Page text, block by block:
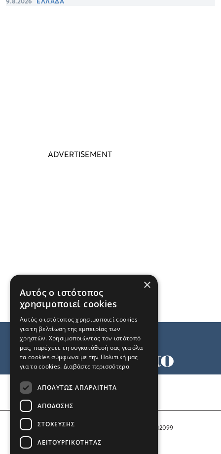
Αριθμός Πιστοποίησης Μ.Η.Τ. 242099
×
Αυτός ο ιστότοπος
χρησιμοποιεί cookies
Αυτός ο ιστότοπος χρησιμοποιεί cookies
για τη βελτίωση της εμπειρίας των
χρηστών. Χρησιμοποιώντας τον ιστότοπό
μας, παρέχετε τη συγκατάθεσή σας για όλα
τα cookies σύμφωνα με την Πολιτική μας
για τα cookies. Διαβάστε περισσότερα
ΑΠΟΛΎΤΩΣ ΑΠΑΡΑΊΤΗΤΑ
ΑΠΌΔΟΣΗΣ
ΣΤΌΧΕΥΣΗΣ
ΛΕΙΤΟΥΡΓΙΚΌΤΗΤΑΣ